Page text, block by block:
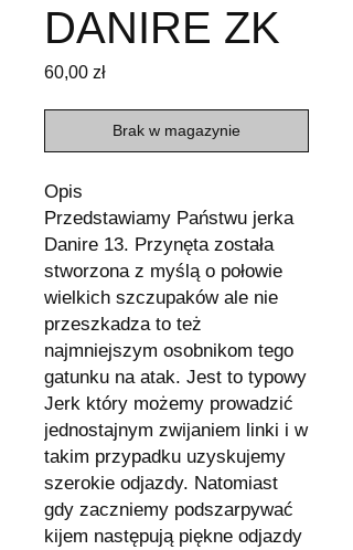
DANIRE ZK
60,00 złCena
Brak w magazynie
Opis
Przedstawiamy Państwu jerka
Danire 13. Przynęta została
stworzona z myślą o połowie
wielkich szczupaków ale nie
przeszkadza to też
najmniejszym osobnikom tego
gatunku na atak. Jest to typowy
Jerk który możemy prowadzić
jednostajnym zwijaniem linki i w
takim przypadku uzyskujemy
szerokie odjazdy. Natomiast
gdy zaczniemy podszarpywać
kijem następują piękne odjazdy